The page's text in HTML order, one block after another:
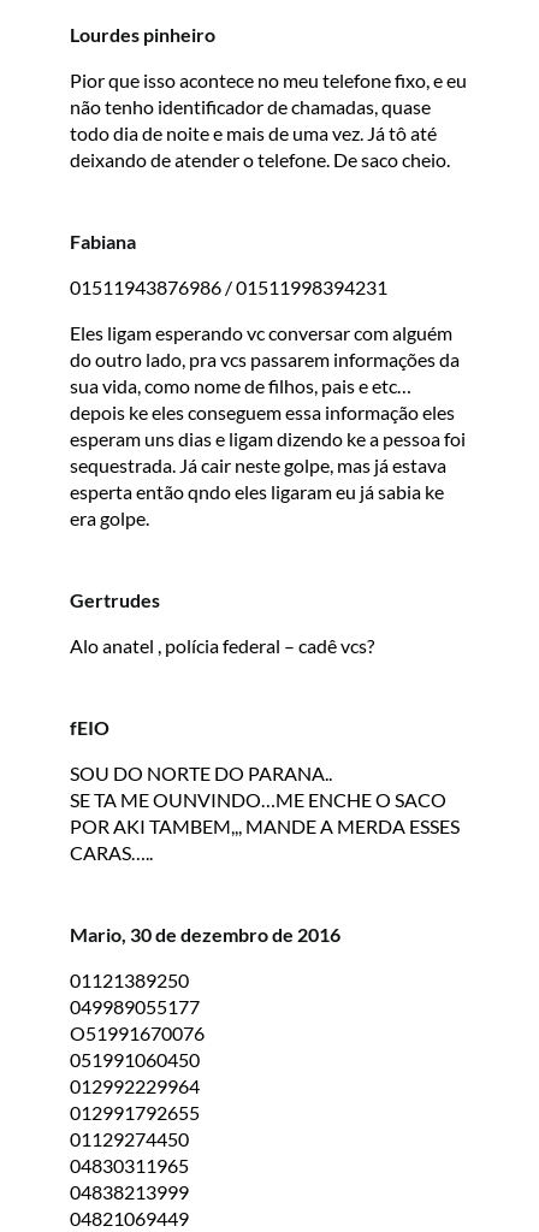
Lourdes pinheiro
Pior que isso acontece no meu telefone fixo, e eu
não tenho identificador de chamadas, quase
todo dia de noite e mais de uma vez. Já tô até
deixando de atender o telefone. De saco cheio.
Fabiana
01511943876986 / 01511998394231
Eles ligam esperando vc conversar com alguém
do outro lado, pra vcs passarem informações da
sua vida, como nome de filhos, pais e etc…
depois ke eles conseguem essa informação eles
esperam uns dias e ligam dizendo ke a pessoa foi
sequestrada. Já cair neste golpe, mas já estava
esperta então qndo eles ligaram eu já sabia ke
era golpe.
Gertrudes
Alo anatel , polícia federal – cadê vcs?
fEIO
SOU DO NORTE DO PARANA..
SE TA ME OUNVINDO…ME ENCHE O SACO
POR AKI TAMBEM,,, MANDE A MERDA ESSES
CARAS…..
Mario, 30 de dezembro de 2016
01121389250
049989055177
O51991670076
051991060450
012992229964
012991792655
01129274450
04830311965
04838213999
04821069449